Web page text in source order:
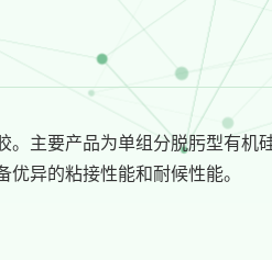
主要产品为单组分脱肟型有机
异的粘接性能和耐候性能。